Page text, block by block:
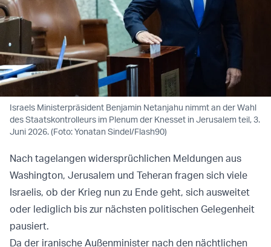
Israels Ministerpräsident Benjamin Netanjahu nimmt an der Wahl
des Staatskontrolleurs im Plenum der Knesset in Jerusalem teil, 3.
Juni 2026. (Foto: Yonatan Sindel/Flash90)
​Nach tagelangen widersprüchlichen Meldungen aus
Washington, Jerusalem und Teheran fragen sich viele
Israelis, ob der Krieg nun zu Ende geht, sich ausweitet
oder lediglich bis zur nächsten politischen Gelegenheit
pausiert.
Da der iranische Außenminister nach den nächtlichen